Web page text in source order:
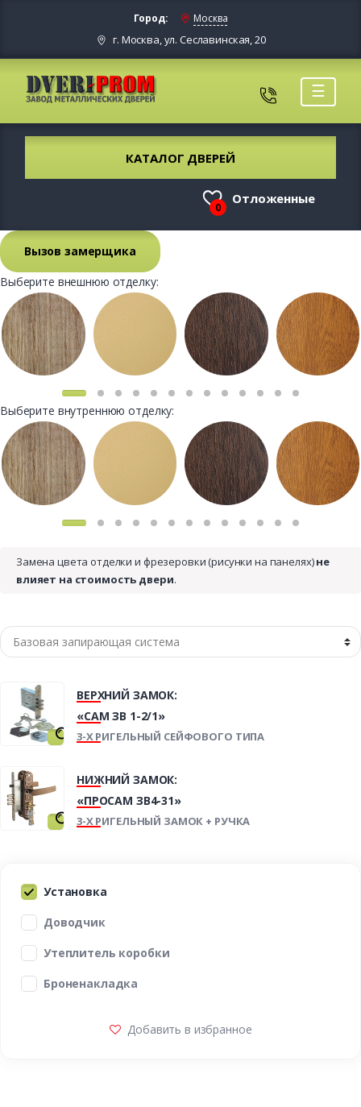
Город: Москва
г. Москва, ул. Сеславинская, 20
☰
КАТАЛОГ ДВЕРЕЙ
0
Отложенные
Вызов замерщика
Выберите внешнюю отделку:
Выберите внутреннюю отделку:
Замена цвета отделки и фрезеровки (рисунки на панелях)не
влияет на стоимость двери.
ВЕРХНИЙ ЗАМОК:
«САМ ЗВ 1-2/1»
3-Х РИГЕЛЬНЫЙ СЕЙФОВОГО ТИПА
НИЖНИЙ ЗАМОК:
«ПРОСАМ ЗВ4-31»
3-Х РИГЕЛЬНЫЙ ЗАМОК + РУЧКА
Установка
Доводчик
Утеплитель коробки
Броненакладка
Добавить в избранное